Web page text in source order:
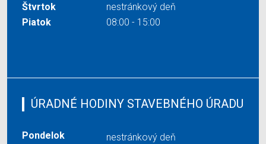
Štvrtok
nestránkový deň
Piatok
08:00 - 15:00
ÚRADNÉ HODINY STAVEBNÉHO ÚRADU
Pondelok
nestránkový deň